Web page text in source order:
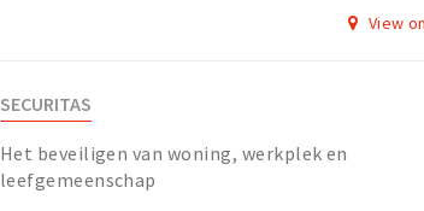
View
SECURITAS
Het beveiligen van woning, werkplek en
leefgemeenschap